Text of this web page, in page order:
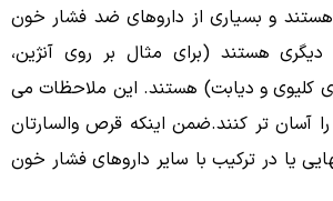
و بسیاری از داروهای ضد فشار خون
دیگری هستند (برای مثال بر روی آنژین،
کلیوی و دیابت) هستند. این ملاحظات می
را آسان تر کنند.ضمن اینکه قرص والسارتان
یا در ترکیب با سایر داروهاى فشار خون